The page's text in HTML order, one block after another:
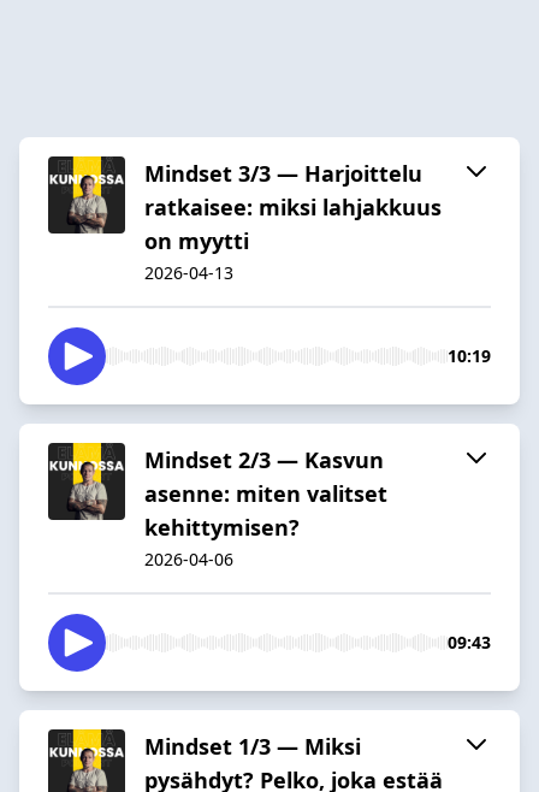
Mindset 3/3 — Harjoittelu
ratkaisee: miksi lahjakkuus
on myytti
2026-04-13
10:19
Mindset 2/3 — Kasvun
asenne: miten valitset
kehittymisen?
2026-04-06
09:43
Mindset 1/3 — Miksi
pysähdyt? Pelko, joka estää